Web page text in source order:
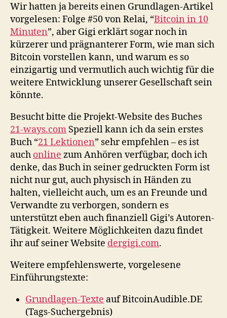
Wir hatten ja bereits einen Grundlagen-Artikel
vorgelesen: Folge #50 von Relai, “Bitcoin in 10
Minuten”, aber Gigi erklärt sogar noch in
kürzerer und prägnanterer Form, wie man sich
Bitcoin vorstellen kann, und warum es so
einzigartig und vermutlich auch wichtig für die
weitere Entwicklung unserer Gesellschaft sein
könnte.
Besucht bitte die Projekt-Website des Buches
21-ways.com Speziell kann ich da sein erstes
Buch “21 Lektionen” sehr empfehlen – es ist
auch online zum Anhören verfügbar, doch ich
denke, das Buch in seiner gedruckten Form ist
nicht nur gut, auch physisch in Händen zu
halten, vielleicht auch, um es an Freunde und
Verwandte zu verborgen, sondern es
unterstützt eben auch finanziell Gigi’s Autoren-
Tätigkeit. Weitere Möglichkeiten dazu findet
ihr auf seiner Website dergigi.com.
Weitere empfehlenswerte, vorgelesene
Einführungstexte:
Grundlagen-Texte auf BitcoinAudible.DE
(Tags-Suchergebnis)